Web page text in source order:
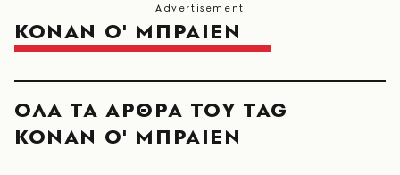
ΚΟΝΑΝ Ο' ΜΠΡΑΙΕΝ
ΟΛΑ ΤΑ ΑΡΘΡΑ ΤΟΥ TAG
ΚΟΝΑΝ Ο' ΜΠΡΑΙΕΝ